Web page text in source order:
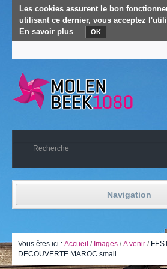
Les cookies assurent le bon
utilisant ce dernier, vous acceptez
En savoir plus
OK
Navigation
Vie politique
Vous êtes ici : Accueil / Images /A venir /
DECOUVERTE MAROC small